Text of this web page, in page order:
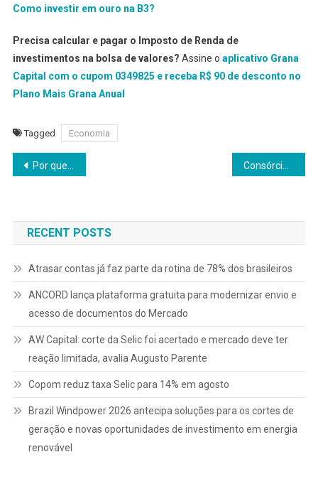
Como investir em ouro na B3?
Precisa calcular e pagar o Imposto de Renda de
investimentos na bolsa de valores? Assine o aplicativo Grana
Capital com o cupom 0349825 e receba R$ 90 de desconto no
Plano Mais Grana Anual
Tagged Economia
Navegação
Post
Por que a maioria das empresas erra ou paga mais caro na hora de contratar seguros de vida Consórcio de veículos pesados ganha força no setor logístico
RECENT POSTS
Atrasar contas já faz parte da rotina de 78% dos brasileiros
ANCORD lança plataforma gratuita para modernizar envio e
acesso de documentos do Mercado
AW Capital: corte da Selic foi acertado e mercado deve ter
reação limitada, avalia Augusto Parente
Copom reduz taxa Selic para 14% em agosto
Brazil Windpower 2026 antecipa soluções para os cortes de
geração e novas oportunidades de investimento em energia
renovável